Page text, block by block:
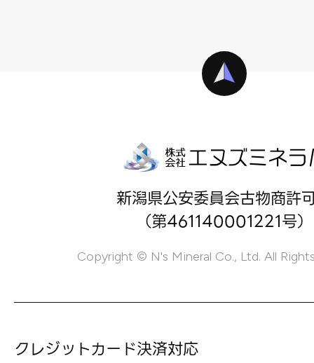
新潟県公安委員会古物商許
（第461140001221号）
Copyright © N's Mineral Co., Ltd. All
クレジットカード決済対応